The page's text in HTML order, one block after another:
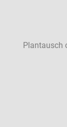
Plantausch